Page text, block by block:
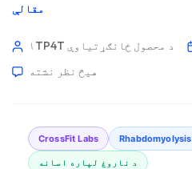
مقالې
۱TP4T د محصول ځانګړتیاوې
هیڅ نظر نشته
CrossFit Labs Rhabdomyolysis
د ناروغ لپاره اسانه